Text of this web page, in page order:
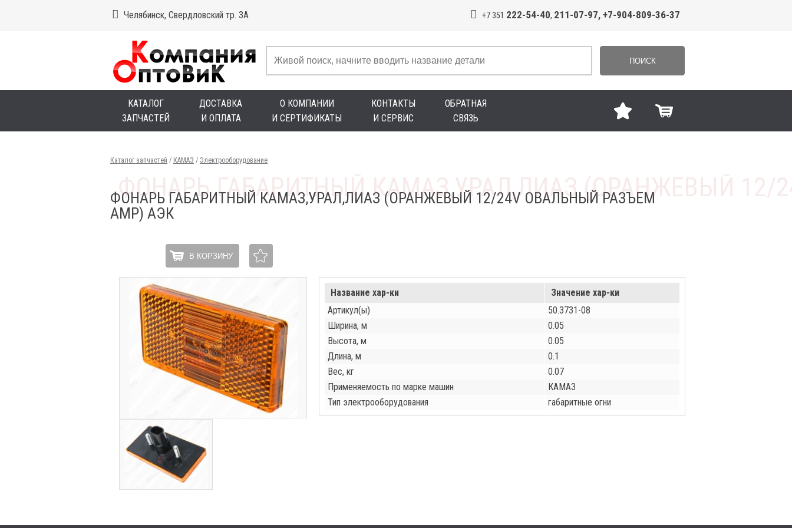
Челябинск, Свердловский тр. 3А +7 351 222-54-40, 211-07-97, +7-904-809-36-37
ПОИСК
КАТАЛОГ
ЗАПЧАСТЕЙ
ДОСТАВКА
И ОПЛАТА
О КОМПАНИИ
И СЕРТИФИКАТЫ
КОНТАКТЫ
И СЕРВИС
ОБРАТНАЯ
СВЯЗЬ
Каталог запчастей / КАМАЗ / Электрооборудование
ФОНАРЬ ГАБАРИТНЫЙ КАМАЗ,УРАЛ,ЛИАЗ (ОРАНЖЕВЫЙ 12/24V ОВАЛЬНЫЙ РАЗЪЕМ
АМР) АЭК
В КОРЗИНУ
Название хар-ки
Значение хар-ки
Артикул(ы)
50.3731-08
Ширина, м
0.05
Высота, м
0.05
Длина, м
0.1
Вес, кг
0.07
Применяемость по марке машин
КАМАЗ
Тип электрооборудования
габаритные огни